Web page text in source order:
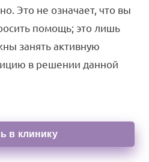
Это не означает, что вы
помощь; это лишь
занять активную
в решении данной
в клинику